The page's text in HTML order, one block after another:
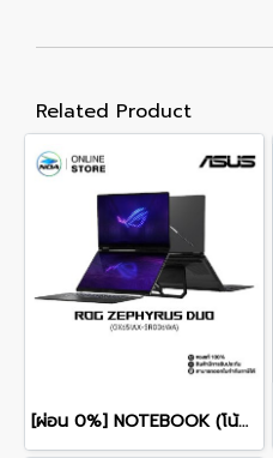
Related Product
[ผ่อน 0%] NOTEBOOK (โน้ตบุ๊ก) ASUS ROG ZEPHYRUS DUO 16 GX651AX-SR006WA 16" 3K OLED 120Hz Touchscreen/ULTRA 9 386H/64GB/SSD 2TB/RTX 5090/WINDOWS 11+MS OFFICE รับประกันศูนย์ไทย 3ปี